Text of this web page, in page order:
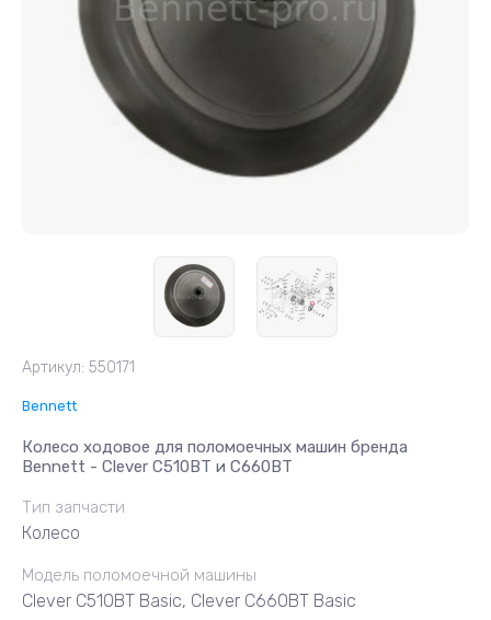
Артикул: 550171
Bennett
Колесо ходовое для поломоечных машин бренда
Bennett - Clever C510BT и C660BT
Тип запчасти
Колесо
Модель поломоечной машины
Clever C510BT Basic, Clever C660BT Basic